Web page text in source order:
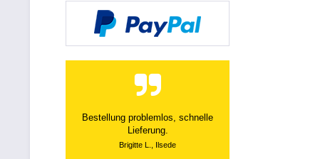
Top Produkte, Top Lieferzeiten --
Wie es sein soll....
Thomas B., Sallneck